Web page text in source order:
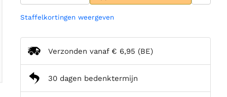
Staffelkortingen weergeven
Verzonden vanaf € 6,95 (BE)
30 dagen bedenktermijn